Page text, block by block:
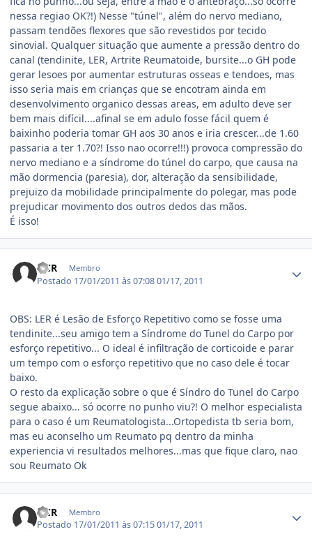
nessa regiao OK?!) Nesse "túnel", além do nervo mediano,
passam tendões flexores que são revestidos por tecido
sinovial. Qualquer situação que aumente a pressão dentro do
canal (tendinite, LER, Artrite Reumatoide, bursite...o GH pode
gerar lesoes por aumentar estruturas osseas e tendoes, mas
isso seria mais em crianças que se encotram ainda em
desenvolvimento organico dessas areas, em adulto deve ser
bem mais difícil....afinal se em adulo fosse fácil quem é
baixinho poderia tomar GH aos 30 anos e iria crescer...de 1.60
passaria a ter 1.70?! Isso nao ocorre!!!) provoca compressão do
nervo mediano e a síndrome do túnel do carpo, que causa na
mão dormencia (paresia), dor, alteração da sensibilidade,
prejuizo da mobilidade principalmente do polegar, mas pode
prejudicar movimento dos outros dedos das mãos.
É isso!
NCR Membro
Postado 17/01/2011 às 07:0801/17, 2011
OBS: LER é Lesão de Esforço Repetitivo como se fosse uma
tendinite...seu amigo tem a Síndrome do Tunel do Carpo por
esforço repetitivo... O ideal é infiltração de corticoide e parar
um tempo com o esforço repetitivo que no caso dele é tocar
baixo.
O resto da explicação sobre o que é Síndro do Tunel do Carpo
segue abaixo... só ocorre no punho viu?! O melhor especialista
para o caso é um Reumatologista...Ortopedista tb seria bom,
mas eu aconselho um Reumato pq dentro da minha
experiencia vi resultados melhores...mas que fique claro, nao
sou Reumato Ok
NCR Membro
Postado 17/01/2011 às 07:1501/17, 2011